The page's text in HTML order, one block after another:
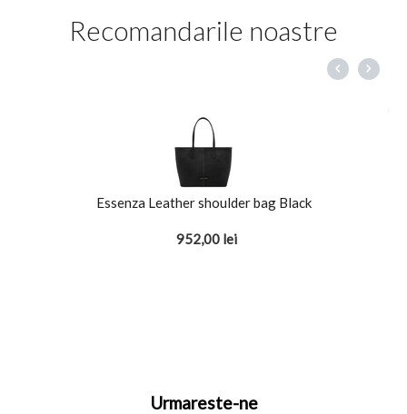
Recomandarile noastre
Essenza Leather shoulder bag Black
952,00 lei
Urmareste-ne